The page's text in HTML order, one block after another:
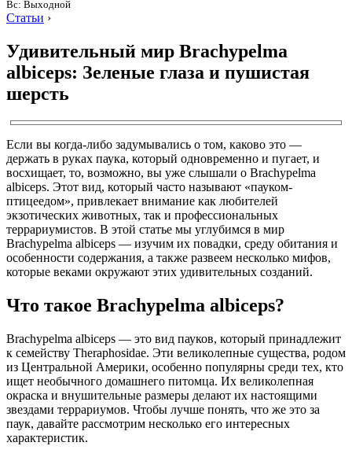
Вс: Выходной
Статьи ›
Удивительный мир Brachypelma
albiceps: Зеленые глаза и пушистая
шерсть
Если вы когда-либо задумывались о том, каково это —
держать в руках паука, который одновременно и пугает, и
восхищает, то, возможно, вы уже слышали о Brachypelma
albiceps. Этот вид, который часто называют «пауком-
птицеедом», привлекает внимание как любителей
экзотических животных, так и профессиональных
террариумистов. В этой статье мы углубимся в мир
Brachypelma albiceps — изучим их повадки, среду обитания и
особенности содержания, а также развеем несколько мифов,
которые веками окружают этих удивительных созданий.
Что такое Brachypelma albiceps?
Brachypelma albiceps — это вид пауков, который принадлежит
к семейству Theraphosidae. Эти великолепные существа, родом
из Центральной Америки, особенно популярны среди тех, кто
ищет необычного домашнего питомца. Их великолепная
окраска и внушительные размеры делают их настоящими
звездами террариумов. Чтобы лучше понять, что же это за
паук, давайте рассмотрим несколько его интересных
характеристик.